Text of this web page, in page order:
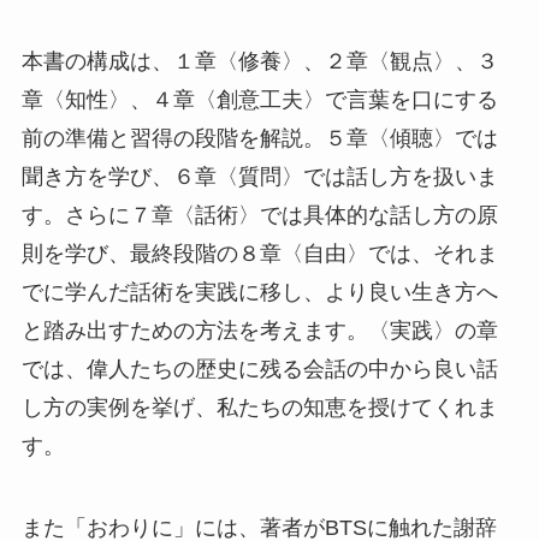
本書の構成は、１章〈修養〉、２章〈観点〉、３
章〈知性〉、４章〈創意工夫〉で言葉を口にする
前の準備と習得の段階を解説。５章〈傾聴〉では
聞き方を学び、６章〈質問〉では話し方を扱いま
す。さらに７章〈話術〉では具体的な話し方の原
則を学び、最終段階の８章〈自由〉では、それま
でに学んだ話術を実践に移し、より良い生き方へ
と踏み出すための方法を考えます。〈実践〉の章
では、偉人たちの歴史に残る会話の中から良い話
し方の実例を挙げ、私たちの知恵を授けてくれま
す。
また「おわりに」には、著者がBTSに触れた謝辞